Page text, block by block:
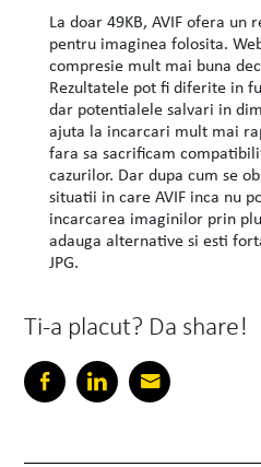
La doar 49KB, AVIF ofera un
pentru imaginea folosita.
compresie mult mai buna
Rezultatele pot fi diferite in
dar potentialele salvari in
ajuta la incarcari mult mai
fara sa sacrificam
cazurilor. Dar dupa cum se
situatii in care AVIF inca nu
incarcarea imaginilor prin
adauga alternative si esti
JPG.
Ti-a placut? Da share!